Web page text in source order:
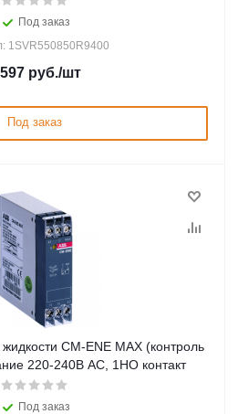
Под заказ
1SVR550850R9400
руб./шт
Под заказ
CM-ENE MAX (контроль
220-240В АС, 1НО контакт
Под заказ